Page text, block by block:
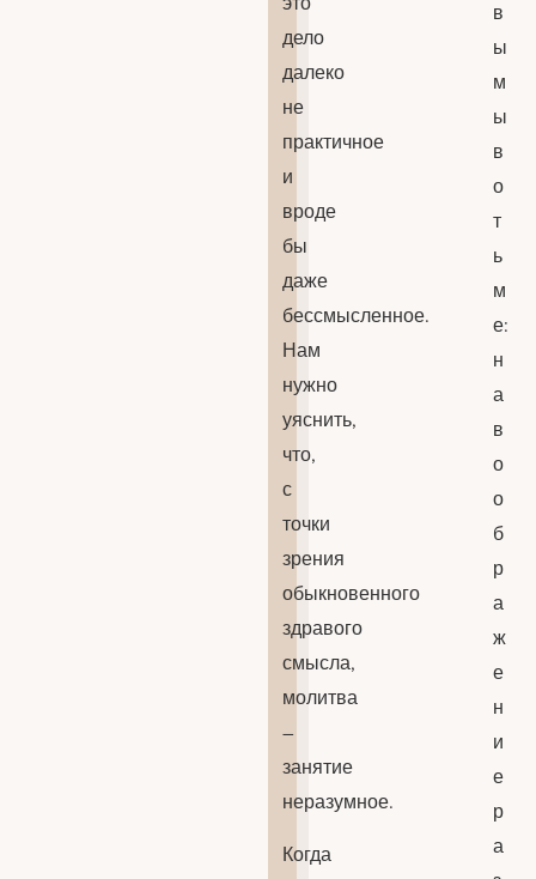
дело
далеко
не
практичное
и
вроде
бы
даже
бессмысленное.
Нам
нужно
уяснить,
что,
с
точки
зрения
обыкновенного
здравого
смысла,
молитва
–
занятие
неразумное.
Когда
в
ы
м
ы
в
о
т
ь
м
е:
н
а
в
о
о
б
р
а
ж
е
н
и
е
р
а